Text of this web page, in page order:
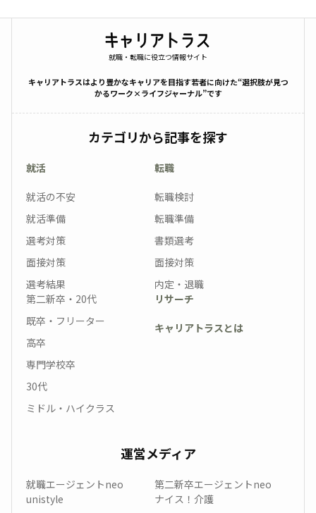
就職・転職に役立つ情報サイト
キャリアトラスはより豊かなキャリアを目指す若者に向けた“選択肢が見つ
かるワーク×ライフジャーナル”です
カテゴリから記事を探す
就活
就活の不安
就活準備
選考対策
面接対策
選考結果
転職
転職検討
転職準備
書類選考
面接対策
内定・退職
第二新卒・20代
既卒・フリーター
高卒
専門学校卒
30代
ミドル・ハイクラス
リサーチ
キャリアトラスとは
運営メディア
就職エージェントneo
第二新卒エージェントneo
unistyle
ナイス！介護